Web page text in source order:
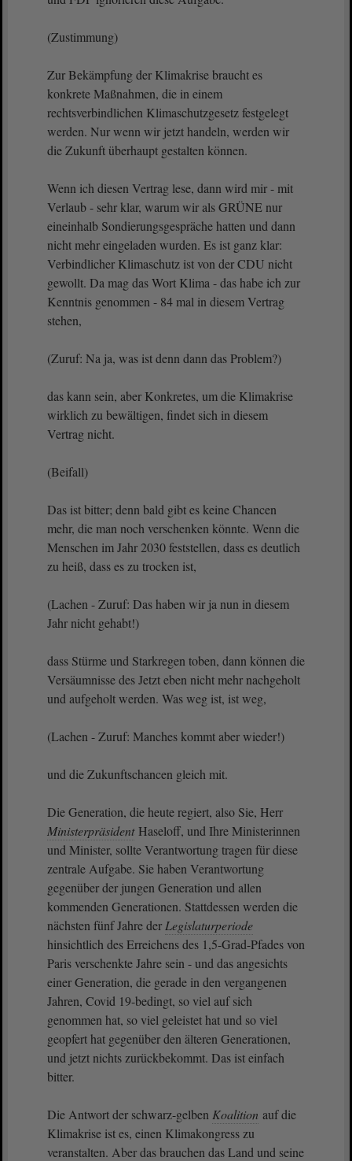
(Zustimmung)
Zur Bekämpfung der Klimakrise braucht es
konkrete Maßnahmen, die in einem
rechtsverbindlichen Klimaschutzgesetz festgelegt
werden. Nur wenn wir jetzt handeln, werden wir
die Zukunft überhaupt gestalten können.
Wenn ich diesen Vertrag lese, dann wird mir - mit
Verlaub - sehr klar, warum wir als GRÜNE nur
eineinhalb Sondierungsgespräche hatten und dann
nicht mehr eingeladen wurden. Es ist ganz klar:
Verbindlicher Klimaschutz ist von der CDU nicht
gewollt. Da mag das Wort Klima - das habe ich zur
Kenntnis genommen - 84 mal in diesem Vertrag
stehen,
(Zuruf: Na ja, was ist denn dann das Problem?)
das kann sein, aber Konkretes, um die Klimakrise
wirklich zu bewältigen, findet sich in diesem
Vertrag nicht.
(Beifall)
Das ist bitter; denn bald gibt es keine Chancen
mehr, die man noch verschenken könnte. Wenn die
Menschen im Jahr 2030 feststellen, dass es deutlich
zu heiß, dass es zu trocken ist,
(Lachen - Zuruf: Das haben wir ja nun in diesem
Jahr nicht gehabt!)
dass Stürme und Starkregen toben, dann können die
Versäumnisse des Jetzt eben nicht mehr nachgeholt
und aufgeholt werden. Was weg ist, ist weg,
(Lachen - Zuruf: Manches kommt aber wieder!)
und die Zukunftschancen gleich mit.
Die Generation, die heute regiert, also Sie, Herr
Ministerpräsident Haseloff, und Ihre Ministerinnen
und Minister, sollte Verantwortung tragen für diese
zentrale Aufgabe. Sie haben Verantwortung
gegenüber der jungen Generation und allen
kommenden Generationen. Stattdessen werden die
nächsten fünf Jahre der Legislaturperiode
hinsichtlich des Erreichens des 1,5-Grad-Pfades von
Paris verschenkte Jahre sein - und das angesichts
einer Generation, die gerade in den vergangenen
Jahren, Covid 19-bedingt, so viel auf sich
genommen hat, so viel geleistet hat und so viel
geopfert hat gegenüber den älteren Generationen,
und jetzt nichts zurückbekommt. Das ist einfach
bitter.
Die Antwort der schwarz-gelben Koalition auf die
Klimakrise ist es, einen Klimakongress zu
veranstalten. Aber das brauchen das Land und seine